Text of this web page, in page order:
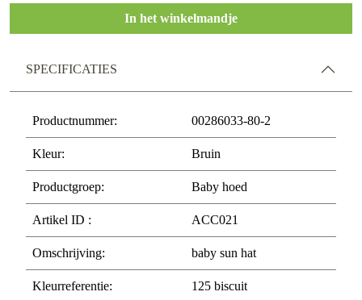
In het winkelmandje
SPECIFICATIES
Productnummer: 00286033-80-2
Kleur: Bruin
Productgroep: Baby hoed
Artikel ID : ACC021
Omschrijving: baby sun hat
Kleurreferentie: 125 biscuit